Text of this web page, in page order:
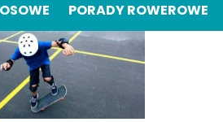
PORADY ROWEROWE